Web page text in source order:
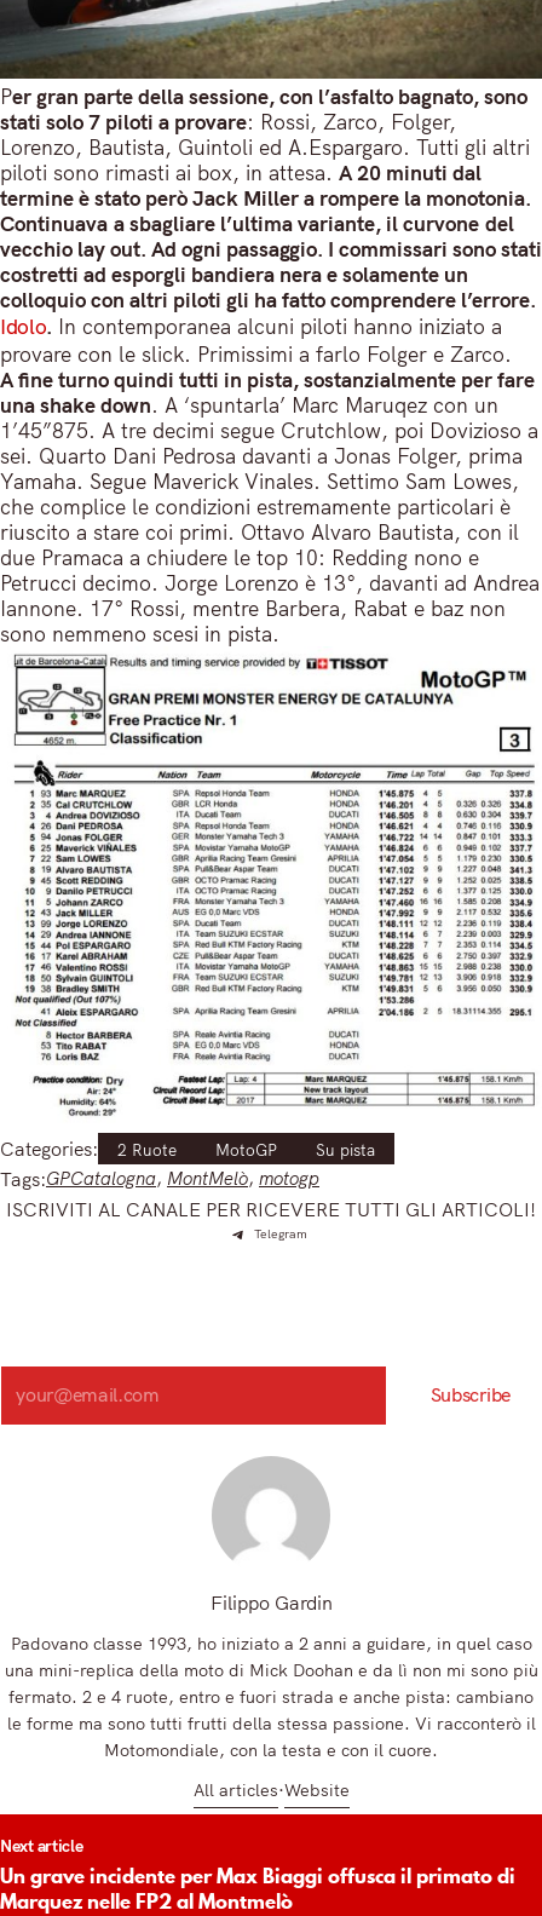
Per gran parte della sessione, con l’asfalto bagnato, sono
stati solo 7 piloti a provare: Rossi, Zarco, Folger,
Lorenzo, Bautista, Guintoli ed A.Espargaro. Tutti gli altri
piloti sono rimasti ai box, in attesa. A 20 minuti dal
termine è stato però Jack Miller a rompere la monotonia.
Continuava a sbagliare l’ultima variante, il curvone del
vecchio lay out. Ad ogni passaggio. I commissari sono stati
costretti ad esporgli bandiera nera e solamente un
colloquio con altri piloti gli ha fatto comprendere l’errore.
Idolo. In contemporanea alcuni piloti hanno iniziato a
provare con le slick. Primissimi a farlo Folger e Zarco.
A fine turno quindi tutti in pista, sostanzialmente per fare
una shake down. A ‘spuntarla’ Marc Maruqez con un
1’45”875. A tre decimi segue Crutchlow, poi Dovizioso a
sei. Quarto Dani Pedrosa davanti a Jonas Folger, prima
Yamaha. Segue Maverick Vinales. Settimo Sam Lowes,
che complice le condizioni estremamente particolari è
riuscito a stare coi primi. Ottavo Alvaro Bautista, con il
due Pramaca a chiudere le top 10: Redding nono e
Petrucci decimo. Jorge Lorenzo è 13°, davanti ad Andrea
Iannone. 17° Rossi, mentre Barbera, Rabat e baz non
sono nemmeno scesi in pista.
Categories: 2 Ruote MotoGP Su pista
Tags:GPCatalogna, MontMelò, motogp
ISCRIVITI AL CANALE PER RICEVERE TUTTI GLI ARTICOLI!
Telegram
Search
Subscribe
Filippo Gardin
Padovano classe 1993, ho iniziato a 2 anni a guidare, in quel caso
una mini-replica della moto di Mick Doohan e da lì non mi sono più
fermato. 2 e 4 ruote, entro e fuori strada e anche pista: cambiano
le forme ma sono tutti frutti della stessa passione. Vi racconterò il
Motomondiale, con la testa e con il cuore.
All articles Website
Next article
Un grave incidente per Max Biaggi offusca il primato di
Marquez nelle FP2 al Montmelò